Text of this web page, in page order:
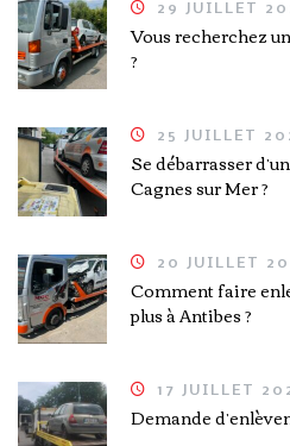
29 JUILLET
Vous recherchez
?
25 JUILLET
Se débarrasser
Cagnes sur Mer ?
20 JUILLET
Comment faire
plus à Antibes ?
17 JUILLET
Demande